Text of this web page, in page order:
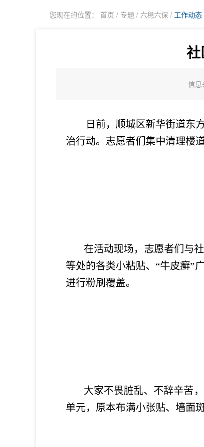
您现在的位置： 首页 / 专题 / 六稳六保 / 工作动态
信息
日前，顺城区新华街道东方
治行动。志愿者们集中清理楼
在活动现场，志愿者们与社
等处的各类小粘贴、“牛皮癣”
进行粉刷覆盖。
大家不畏脏乱、不辞辛苦，
单元，原本布满小张贴、墙面